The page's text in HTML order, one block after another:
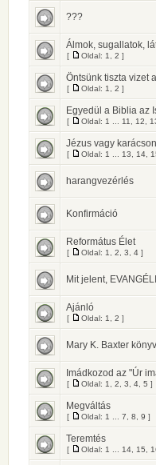
???
Álmok, sugallatok,
[ Oldal: 1 2 ]
Öntsünk tiszta vizet
[ Oldal: 1 2 ]
Egyedül a Biblia az
[ Oldal: 1 11 12
Jézus vagy
[ Oldal: 1 13 14
harangvezérlés
Konfirmáció
Református Élet
[ Oldal: 1 2 3 4 ]
Mit jelent,
Ajánló
[ Oldal: 1 2 ]
Mary K. Baxter
Imádkozod az "Úr
[ Oldal: 1 2 3 4 5 ]
Megváltás
[ Oldal: 1 7 8 9 ]
Teremtés
[ Oldal: 1 14 15